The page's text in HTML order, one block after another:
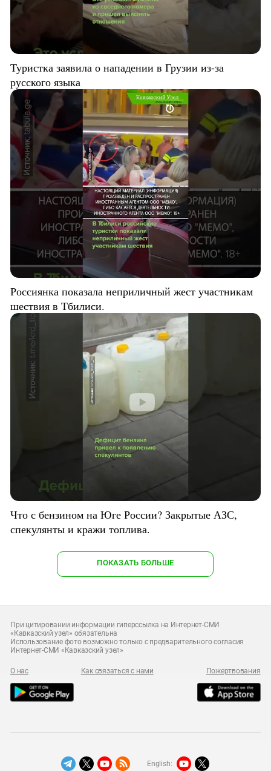
Туристка заявила о нападении в Грузии из-за
русского языка
Россиянка показала неприличный жест участникам
шествия в Тбилиси.
Что с бензином на Юге России? Закрытые АЗС,
спекулянты и кражи топлива.
ПОКАЗАТЬ БОЛЬШЕ
При цитировании информации гиперссылка на Интернет-СМИ
«Кавказский узел» обязательна
Использование фото возможно только с предварительного согласия
Интернет-СМИ «Кавказский узел»
О нас Как связаться с нами Пожертвования
English: